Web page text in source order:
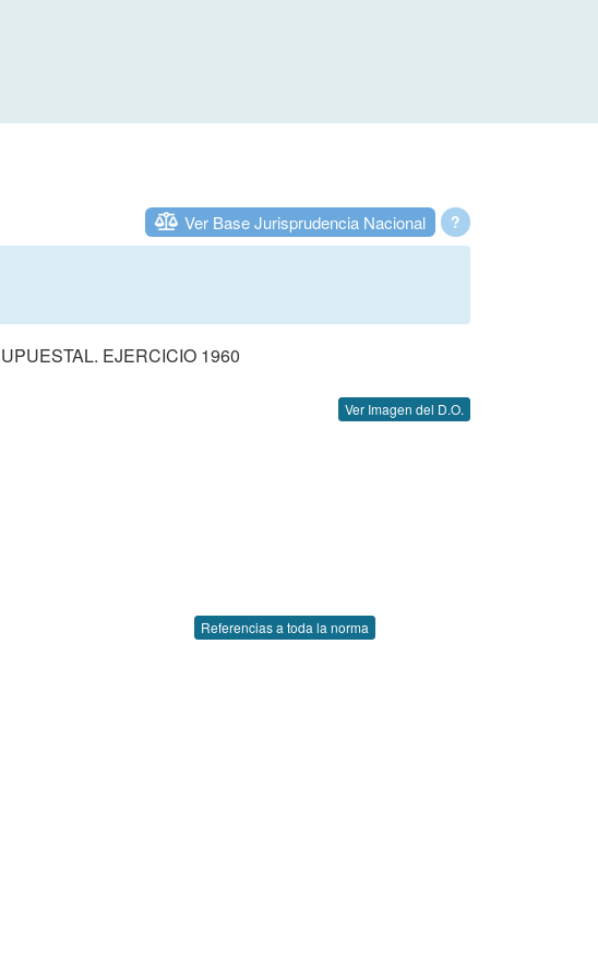
?
Ver Base Jurisprudencia Nacional
EJERCICIO 1960
Ver Imagen del D.O.
Referencias a toda la norma